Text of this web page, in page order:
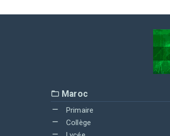
Maroc
Primaire
Collège